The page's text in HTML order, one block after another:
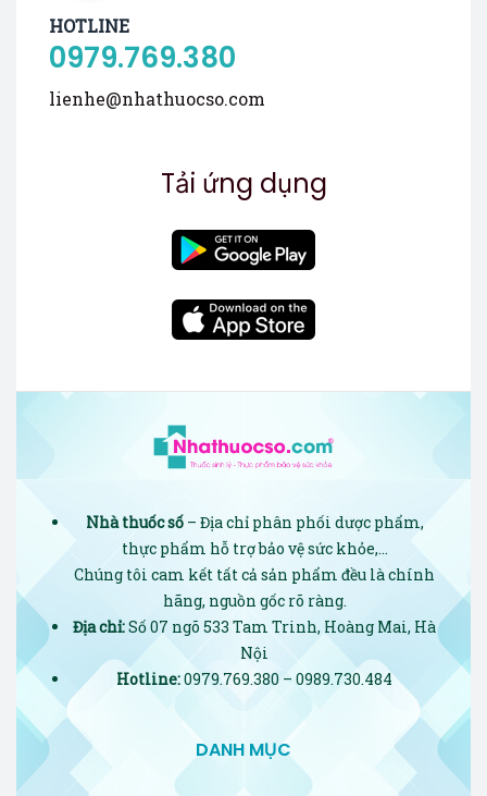
HOTLINE
0979.769.380
lienhe@nhathuocso.com
Tải ứng dụng
Nhà thuốc số– Địa chỉ phân phối dược phẩm,
thực phẩm hỗ trợ bảo vệ sức khỏe,…
Chúng tôi cam kết tất cả sản phẩm đều là chính
hãng, nguồn gốc rõ ràng.
Địa chỉ:Số 07 ngõ 533 Tam Trinh, Hoàng Mai, Hà
Nội
Hotline:0979.769.380 – 0989.730.484
DANH MỤC